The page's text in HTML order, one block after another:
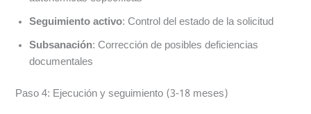
Seguimiento activo: Control del estado de la solicitud
Subsanación: Corrección de posibles deficiencias
documentales
Paso 4: Ejecución y seguimiento (3-18 meses)